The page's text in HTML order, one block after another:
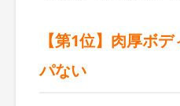
【第1位】肉厚ボ
パない